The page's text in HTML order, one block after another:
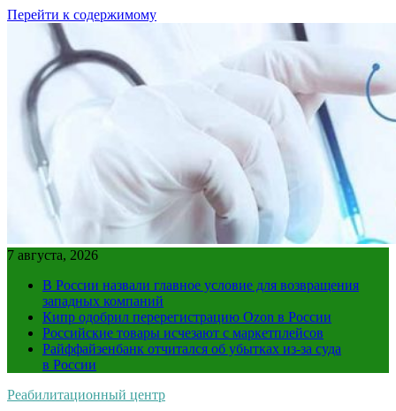
Перейти к содержимому
7 августа, 2026
В России назвали главное условие для возвращения
западных компаний
Кипр одобрил перерегистрацию Ozon в России
Российские товары исчезают с маркетплейсов
Райффайзенбанк отчитался об убытках из-за суда
в России
Реабилитационный центр